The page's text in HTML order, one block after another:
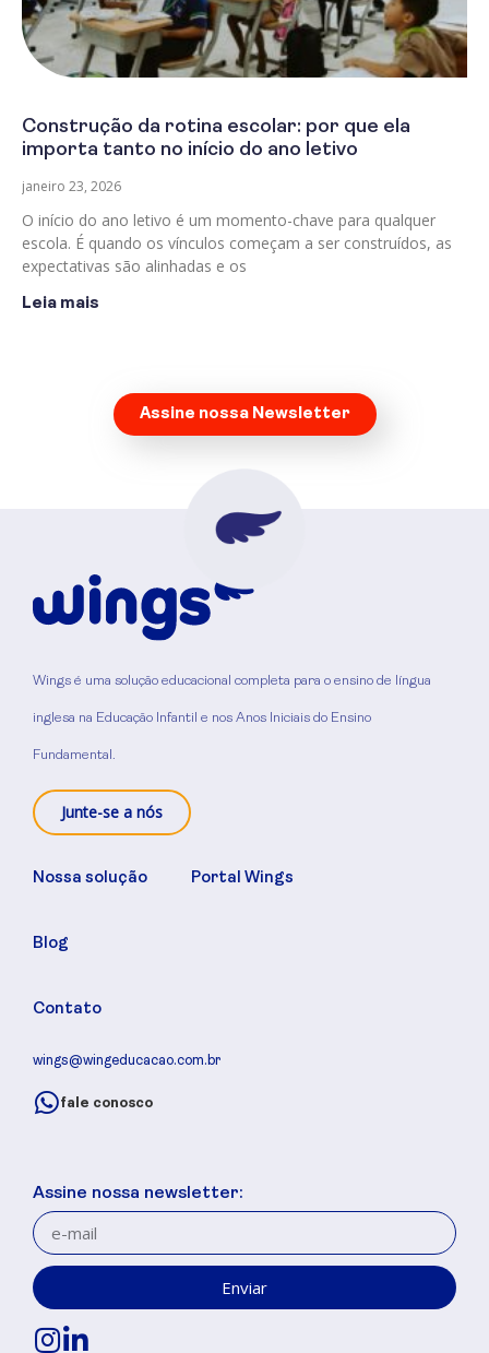
Construção da rotina escolar: por que ela
importa tanto no início do ano letivo
janeiro 23, 2026
O início do ano letivo é um momento-chave para qualquer
escola. É quando os vínculos começam a ser construídos, as
expectativas são alinhadas e os
Leia mais
Assine nossa Newsletter
Wings é uma solução educacional completa para o ensino de língua
inglesa na Educação Infantil e nos Anos Iniciais do Ensino
Fundamental.
Junte-se a nós
Nossa solução
Blog
Contato
Portal Wings
wings@wingeducacao.com.br
fale conosco
Assine nossa newsletter:
Enviar